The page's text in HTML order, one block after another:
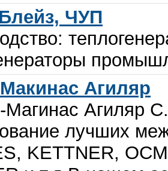
ЧУП
Агиляр
Магинас Агиляр
лучших
KETTNER,